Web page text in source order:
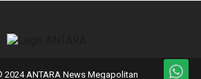
2024 ANTARA News Megapolitan